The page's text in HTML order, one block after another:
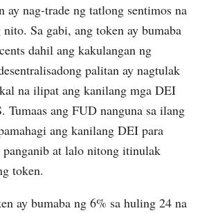
ay nag-trade ng tatlong sentimos na
Sa gabi, ang token ay bumaba
dahil ang kakulangan ng
palitan ay nagtulak
na ilipat ang kanilang mga DEI
Tumaas ang FUD nanguna sa ilang
ang kanilang DEI para
panganib at lalo nitong itinulak
token.
ay bumaba ng 6% sa huling 24 na